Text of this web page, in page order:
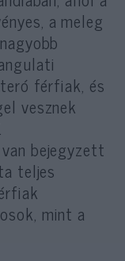
a meleg
férfiak, és
vesznek
bejegyzett
teljes
mint a